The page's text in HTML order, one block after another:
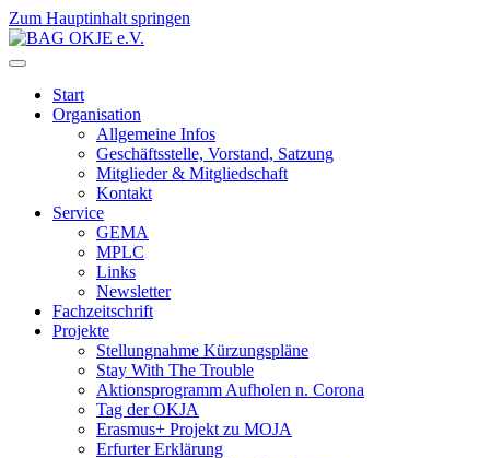
Zum Hauptinhalt springen
Start
Organisation
Allgemeine Infos
Geschäftsstelle, Vorstand, Satzung
Mitglieder & Mitgliedschaft
Kontakt
Service
GEMA
MPLC
Links
Newsletter
Fachzeitschrift
Projekte
Stellungnahme Kürzungspläne
Stay With The Trouble
Aktionsprogramm Aufholen n. Corona
Tag der OKJA
Erasmus+ Projekt zu MOJA
Erfurter Erklärung